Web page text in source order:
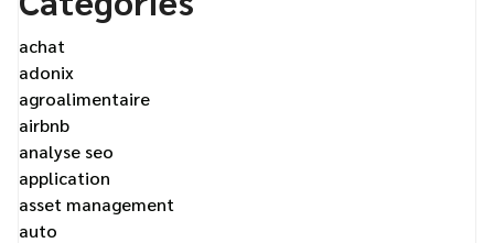
achat
adonix
agroalimentaire
airbnb
analyse seo
application
asset management
auto